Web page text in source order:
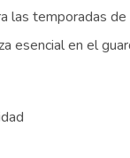
las temporadas
esencial en el